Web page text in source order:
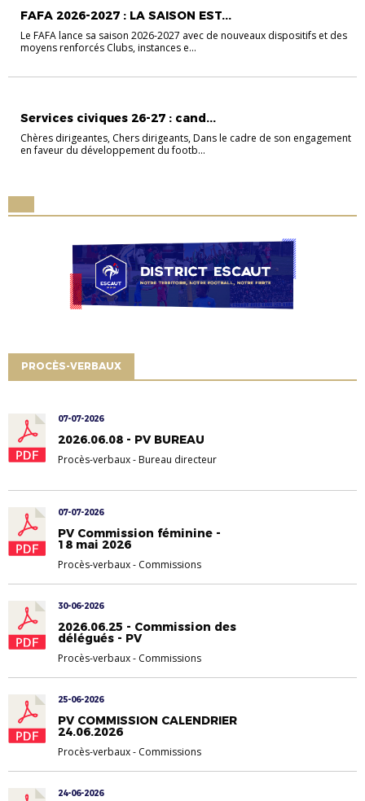
FAFA 2026-2027 : LA SAISON EST...
Le FAFA lance sa saison 2026-2027 avec de nouveaux dispositifs et des
moyens renforcés Clubs, instances e...
Services civiques 26-27 : cand...
Chères dirigeantes, Chers dirigeants, Dans le cadre de son engagement
en faveur du développement du footb...
PROCÈS-VERBAUX
07-07-2026
2026.06.08 - PV BUREAU
Procès-verbaux- Bureau directeur
07-07-2026
PV Commission féminine -
18 mai 2026
Procès-verbaux- Commissions
30-06-2026
2026.06.25 - Commission des
délégués - PV
Procès-verbaux- Commissions
25-06-2026
PV COMMISSION CALENDRIER
24.06.2026
Procès-verbaux- Commissions
24-06-2026